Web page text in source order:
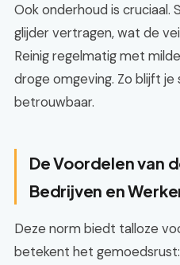
Ook onderhoud is cruciaal.
glijder vertragen, wat de
Reinig regelmatig met
droge omgeving. Zo blijft
betrouwbaar.
De Voordelen van
Bedrijven en
Deze norm biedt talloze
betekent het